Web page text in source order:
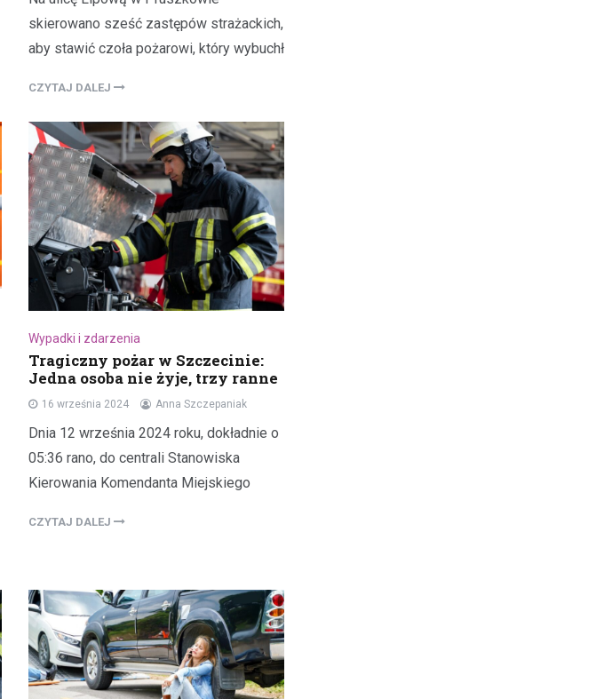
skierowano sześć zastępów strażackich,
aby stawić czoła pożarowi, który wybuchł
CZYTAJ DALEJ
Wypadki i zdarzenia
Tragiczny pożar w Szczecinie:
Jedna osoba nie żyje, trzy ranne
16 września 2024 Anna Szczepaniak
Dnia 12 września 2024 roku, dokładnie o
05:36 rano, do centrali Stanowiska
Kierowania Komendanta Miejskiego
CZYTAJ DALEJ